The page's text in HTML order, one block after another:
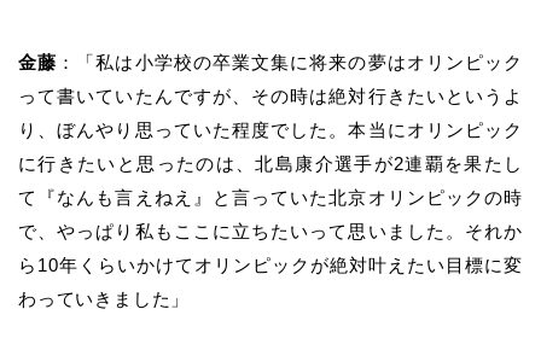
金藤 ：「私は小学校の卒業文集に将来の夢はオリンピック
って書いていたんですが、その時は絶対行きたいというよ
り、ぼんやり思っていた程度でした。本当にオリンピック
に行きたいと思ったのは、北島康介選手が2連覇を果たし
て『なんも言えねえ』と言っていた北京オリンピックの時
で、やっぱり私もここに立ちたいって思いました。それか
ら 10年くらいかけてオリンピックが絶対叶えたい目標に変
わっていきました」